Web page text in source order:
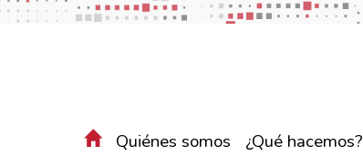
Quiénes somos ¿Qué hacemos?